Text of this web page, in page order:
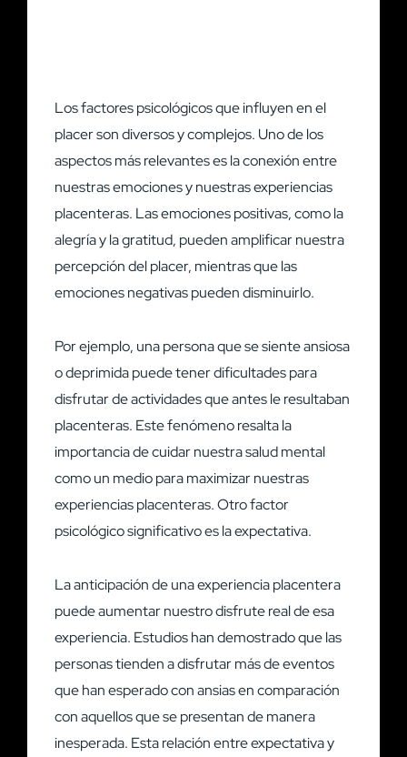
Los factores psicológicos que influyen en el
placer son diversos y complejos. Uno de los
aspectos más relevantes es la conexión entre
nuestras emociones y nuestras experiencias
placenteras. Las emociones positivas, como la
alegría y la gratitud, pueden amplificar nuestra
percepción del placer, mientras que las
emociones negativas pueden disminuirlo.
Por ejemplo, una persona que se siente ansiosa
o deprimida puede tener dificultades para
disfrutar de actividades que antes le resultaban
placenteras. Este fenómeno resalta la
importancia de cuidar nuestra salud mental
como un medio para maximizar nuestras
experiencias placenteras. Otro factor
psicológico significativo es la expectativa.
La anticipación de una experiencia placentera
puede aumentar nuestro disfrute real de esa
experiencia. Estudios han demostrado que las
personas tienden a disfrutar más de eventos
que han esperado con ansias en comparación
con aquellos que se presentan de manera
inesperada. Esta relación entre expectativa y